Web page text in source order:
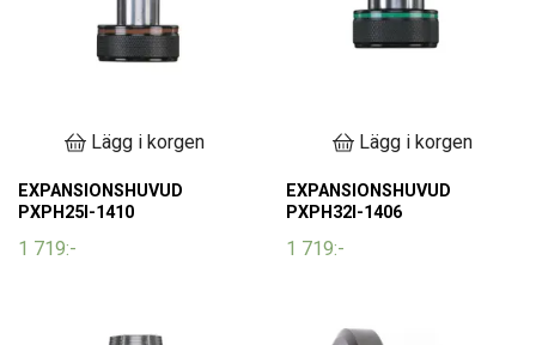
Lägg i korgen
EXPANSIONSHUVUD
PXPH25I-1410
1 719:-
Lägg i korgen
EXPANSIONSHUVUD
PXPH32I-1406
1 719:-